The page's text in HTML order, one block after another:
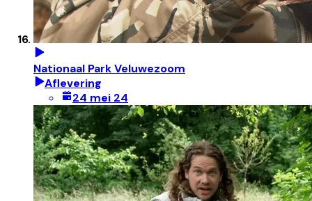
Nationaal Park Veluwezoom
Aflevering
24 mei 24